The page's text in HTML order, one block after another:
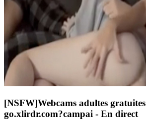
[NSFW]Webcams adultes gratuites
go.xlirdr.com?campai - En direct